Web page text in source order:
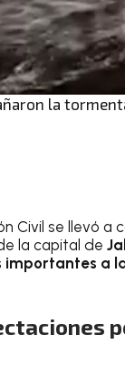
la
Civil se llevó
la capital de
a